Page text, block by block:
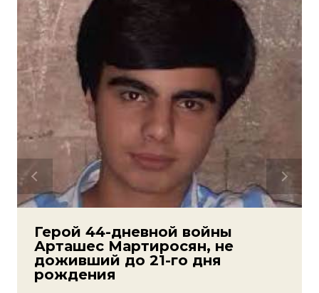
Герой 44-дневной войны
Арташес Мартиросян, не
доживший до 21-го дня
рождения